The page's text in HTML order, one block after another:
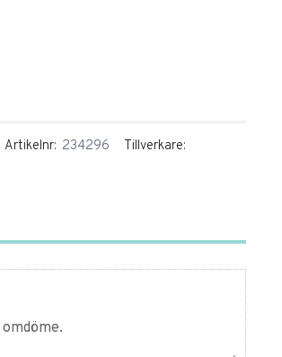
Artikelnr 234296
Tillverkare